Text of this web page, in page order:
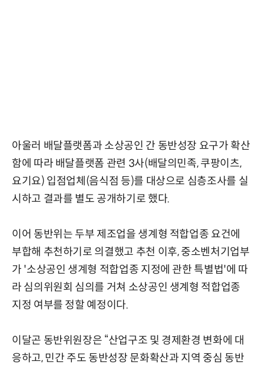
아울러 배달플랫폼과 소상공인 간 동반성장 요구가 확산
함에 따라 배달플랫폼 관련 3사(배달의민족, 쿠팡이츠,
요기요) 입점업체(음식점 등)를 대상으로 심층조사를 실
시하고 결과를 별도 공개하기로 했다.
이어 동반위는 두부 제조업을 생계형 적합업종 요건에
부합해 추천하기로 의결했고 추천 이후, 중소벤처기업부
가 '소상공인 생계형 적합업종 지정에 관한 특별법'에 따
라 심의위원회 심의를 거쳐 소상공인 생계형 적합업종
지정 여부를 정할 예정이다.
이달곤 동반위원장은 “산업구조 및 경제환경 변화에 대
응하고, 민간 주도 동반성장 문화확산과 지역 중심 동반